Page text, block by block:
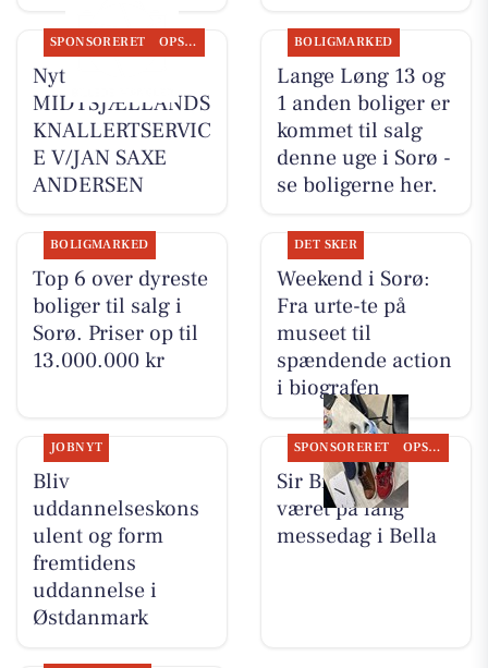
SPONSORERET OPSLAGSTAVLEN
Nyt fra
MIDTSJÆLLANDS
KNALLERTSERVIC
E V/JAN SAXE
ANDERSEN
BOLIGMARKED
Lange Løng 13 og
1 anden boliger er
kommet til salg
denne uge i Sorø -
se boligerne her.
BOLIGMARKED
Top 6 over dyreste
boliger til salg i
Sorø. Priser op til
13.000.000 kr
DET SKER
Weekend i Sorø:
Fra urte-te på
museet til
spændende action
i biografen
JOBNYT
Bliv
uddannelseskons
ulent og form
fremtidens
uddannelse i
Østdanmark
SPONSORERET OPSLAGSTAVLEN
Sir Brian har
været på lang
messedag i Bella